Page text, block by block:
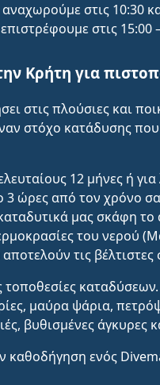
στις 10:30
στις 15:00
Κρήτη για
στις πλούσιες και
στόχο κατάδυσης που
12 μήνες ή
από τον χρόνο
μας σκάφη το
του νερού
τις
μαύρα ψάρια,
βυθισμένες
ενός